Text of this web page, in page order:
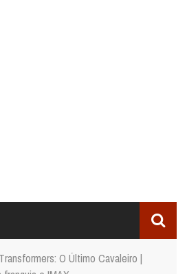
Transformers: O Último Cavaleiro |